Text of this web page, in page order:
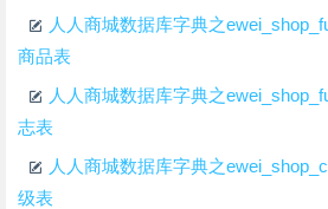
人人商城数据库字典之
商品表
人人商城数据库字典之
志表
人人商城数据库字典之
级表